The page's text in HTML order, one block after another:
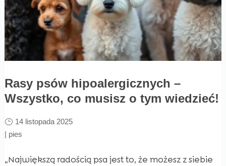
Rasy psów hipoalergicznych –
Wszystko, co musisz o tym wiedzieć!
14 listopada 2025
| pies
„Największą radością psa jest to, że możesz z siebie